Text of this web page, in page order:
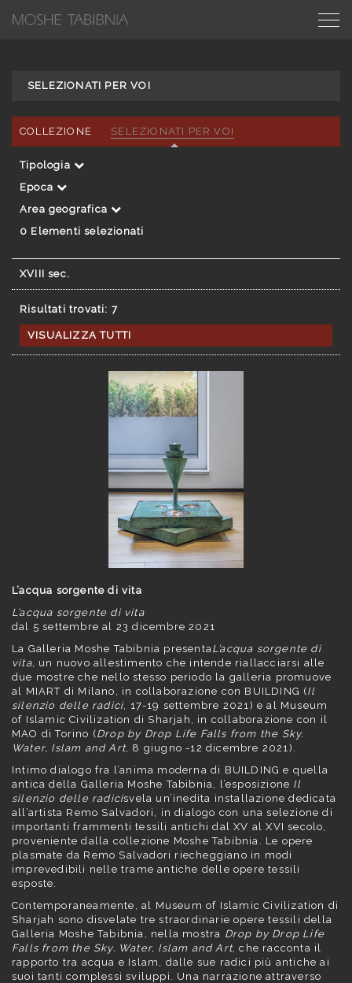
SELEZIONATI PER VOI
COLLEZIONE SELEZIONATI PER VOI
Tipologia
Epoca
Area geografica
0 Elementi selezionati
XVIII sec.
Risultati trovati: 7
VISUALIZZA TUTTI
L’acqua sorgente di vita
L’acqua sorgente di vita
dal 5 settembre al 23 dicembre 2021
La Galleria Moshe Tabibnia presentaL’acqua sorgente di
vita, un nuovo allestimento che intende riallacciarsi alle
due mostre che nello stesso periodo la galleria promuove
al MIART di Milano, in collaborazione con BUILDING (Il
silenzio delle radici, 17-19 settembre 2021) e al Museum
of Islamic Civilization di Sharjah, in collaborazione con il
MAO di Torino (Drop by Drop Life Falls from the Sky.
Water, Islam and Art, 8 giugno -12 dicembre 2021).
Intimo dialogo fra l’anima moderna di BUILDING e quella
antica della Galleria Moshe Tabibnia, l’esposizione Il
silenzio delle radicisvela un’inedita installazione dedicata
all’artista Remo Salvadori, in dialogo con una selezione di
importanti frammenti tessili antichi dal XV al XVI secolo,
proveniente dalla collezione Moshe Tabibnia. Le opere
plasmate da Remo Salvadori riecheggiano in modi
imprevedibili nelle trame antiche delle opere tessili
esposte.
Contemporaneamente, al Museum of Islamic Civilization di
Sharjah sono disvelate tre straordinarie opere tessili della
Galleria Moshe Tabibnia, nella mostra Drop by Drop Life
Falls from the Sky. Water, Islam and Art, che racconta il
rapporto tra acqua e Islam, dalle sue radici più antiche ai
suoi tanti complessi sviluppi. Una narrazione attraverso